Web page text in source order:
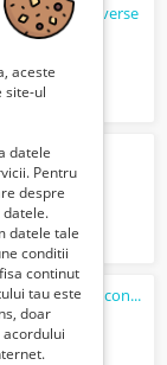
activitati diverse
Persoana fizica vand ap. 2 camere,Craiter,confort 1,semimobilat si utilat(52mp+b...
aceste
site-ul
datele
Pentru
despre
datele tale
conditii
continut
tau este
doar